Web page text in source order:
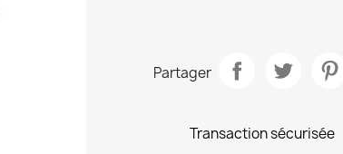
Partager
Transaction sécurisée